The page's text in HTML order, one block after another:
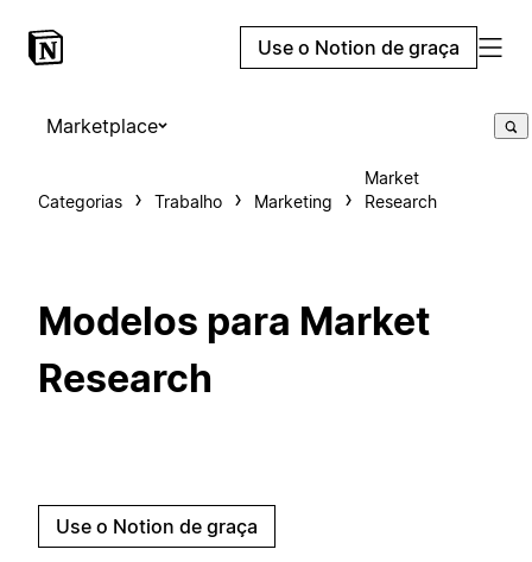
Use o Notion de graça
Marketplace
Categorias Trabalho Marketing
Market
Research
Modelos para Market
Research
Use o Notion de graça